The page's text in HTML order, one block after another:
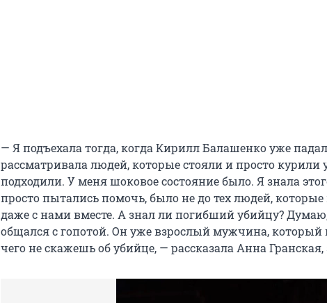
— Я подъехала тогда, когда Кирилл Балашенко уже
рассматривала людей, которые стояли и просто курили
подходили. У меня шоковое состояние было. Я знала
просто пытались помочь, было не до тех людей,
даже с нами вместе. А знал ли погибший убийцу?
общался с гопотой. Он уже взрослый мужчина, который
чего не скажешь об убийце, — рассказала Анна